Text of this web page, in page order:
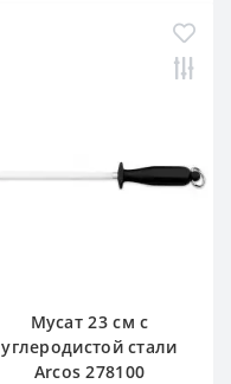
Мусат 23 см с
углеродистой стали
Arcos 278100